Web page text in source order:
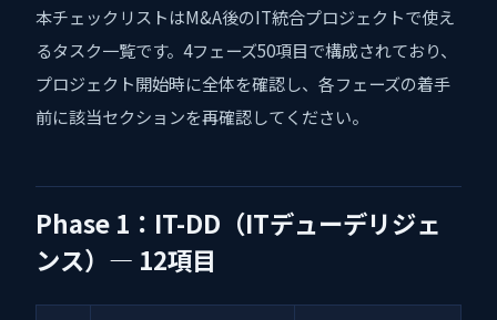
本チェックリストはM&A後のIT統合プロジェクトで使え
るタスク一覧です。4フェーズ50項目で構成されており、
プロジェクト開始時に全体を確認し、各フェーズの着手
前に該当セクションを再確認してください。
Phase 1：IT-DD（ITデューデリジェ
ンス）— 12項目